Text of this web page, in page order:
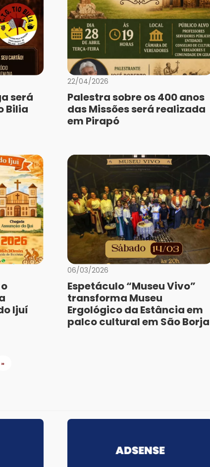
será
Bilia
22/04/2026
Palestra sobre os 400 anos
das Missões será realizada
em Pirapó
Ijuí
06/03/2026
Espetáculo “Museu Vivo”
transforma Museu
Ergológico da Estância em
palco cultural em São Borja
»